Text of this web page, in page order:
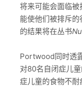
将来可能会面临
能使他们被排斥
的结果将在丛书
Portwood同时透
对80名自闭症儿
症儿童的食物不耐